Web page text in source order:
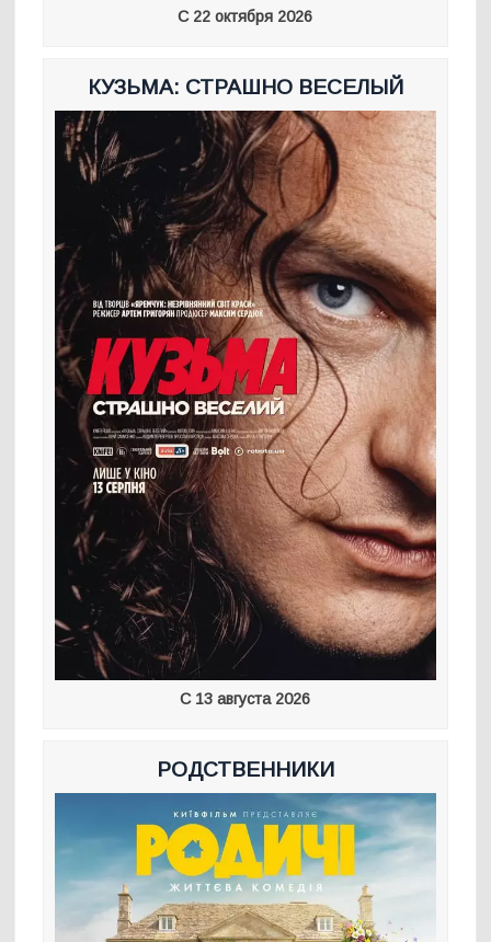
С 22 октября 2026
КУЗЬМА: СТРАШНО ВЕСЕЛЫЙ
С 13 августа 2026
РОДСТВЕННИКИ